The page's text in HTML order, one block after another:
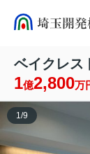
ベイクレス
1億2,800万
1 /9